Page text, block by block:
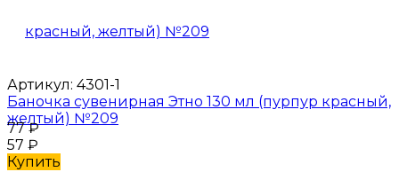
Артикул: 4301-1
Баночка сувенирная Этно 130 мл (пурпур красный,
желтый) №209
77₽
57 ₽
Купить